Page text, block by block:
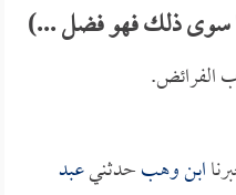
سوى ذلك فهو فضل ...)
الفرائض.
ابن وهبحدثنيعبد